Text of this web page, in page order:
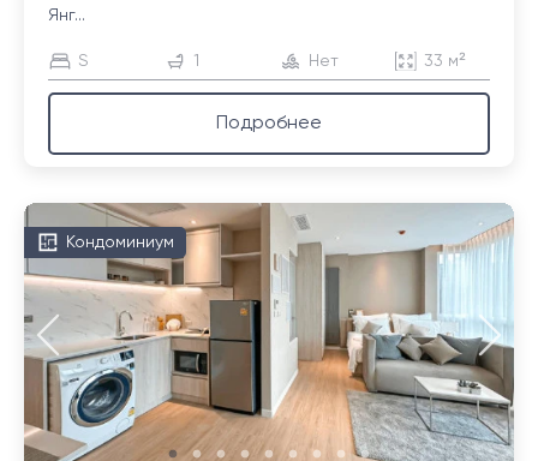
Янг...
S 1 Нет 33 м²
Подробнее
Кондоминиум